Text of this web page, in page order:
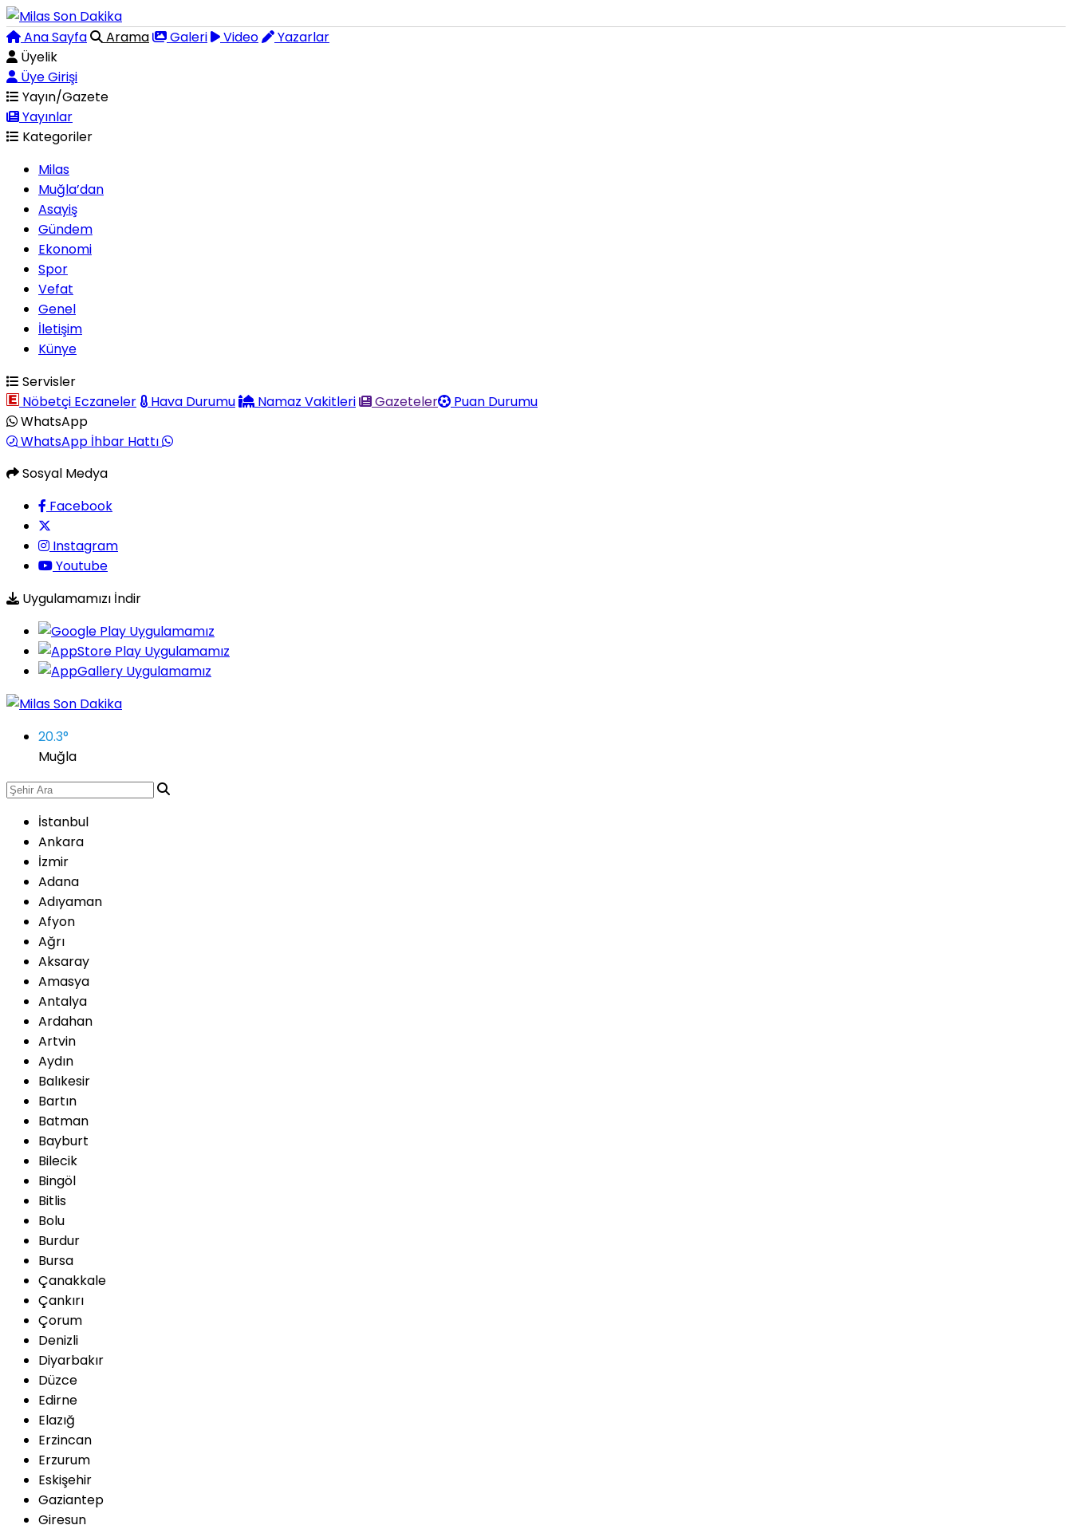
Ana Sayfa Arama Galeri Video
Yazarlar
Üyelik
Üye Girişi
Yayın/Gazete
Yayınlar
Kategoriler
Milas
Muğla’dan
Asayiş
Gündem
Ekonomi
Spor
Vefat
Genel
İletişim
Künye
Servisler
Nöbetçi Eczaneler
Hava Durumu Namaz Vakitleri Gazeteler
Puan Durumu
WhatsApp
WhatsApp İhbar Hattı
Sosyal Medya
Facebook
Instagram
Youtube
Uygulamamızı İndir
20.3°
Muğla
İstanbul
Ankara
İzmir
Adana
Adıyaman
Afyon
Ağrı
Aksaray
Amasya
Antalya
Ardahan
Artvin
Aydın
Balıkesir
Bartın
Batman
Bayburt
Bilecik
Bingöl
Bitlis
Bolu
Burdur
Bursa
Çanakkale
Çankırı
Çorum
Denizli
Diyarbakır
Düzce
Edirne
Elazığ
Erzincan
Erzurum
Eskişehir
Gaziantep
Giresun